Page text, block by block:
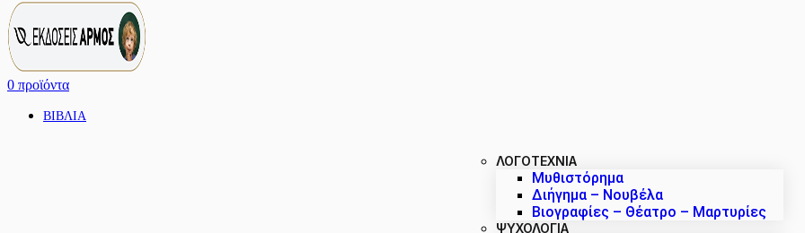
0 προϊόντα
ΒΙΒΛΙΑ
ΛΟΓΟΤΕΧΝΙΑ
Μυθιστόρημα
Διήγημα – Νουβέλα
Βιογραφίες – Θέατρο – Μαρτυρίες
ΨΥΧΟΛΟΓΙΑ